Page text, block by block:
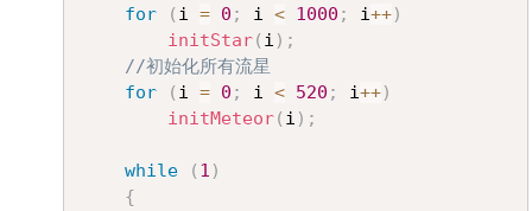
for
( i = 0 ; i < 1000 ; i++)
initStar( i ) ;
//初始化所有流星
for
( i = 0 ; i < 520 ; i++)
initMeteor( i ) ;
while ( 1 )
{